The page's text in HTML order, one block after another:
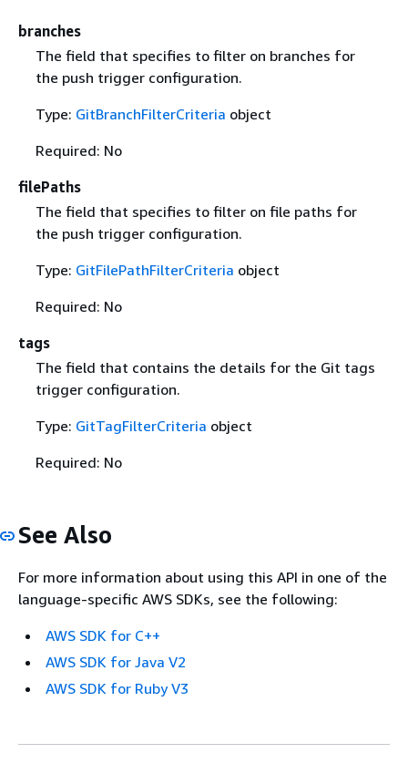
branches
The field that specifies to filter on branches for
the push trigger configuration.
Type: GitBranchFilterCriteria object
Required: No
filePaths
The field that specifies to filter on file paths for
the push trigger configuration.
Type: GitFilePathFilterCriteria object
Required: No
tags
The field that contains the details for the Git tags
trigger configuration.
Type: GitTagFilterCriteria object
Required: No
See Also
For more information about using this API in one of the
language-specific AWS SDKs, see the following:
AWS SDK for C++
AWS SDK for Java V2
AWS SDK for Ruby V3